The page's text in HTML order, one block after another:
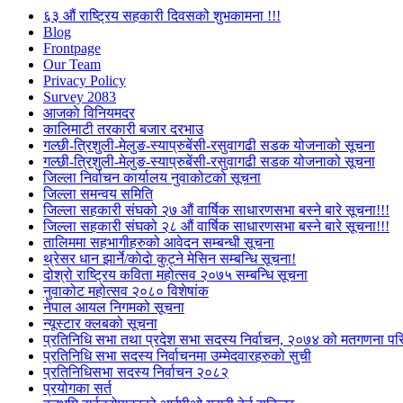
६३ औं राष्ट्रिय सहकारी दिवसको शुभकामना !!!
Blog
Frontpage
Our Team
Privacy Policy
Survey 2083
आजकाे विनियमदर
कालिमाटी तरकारी बजार दरभाउ
गल्छी-त्रिशुली-मेलुङ-स्याप्रुबेंसी-रसुवागढी सडक योजनाको सूचना
गल्छी-त्रिशुली-मेलुङ-स्याप्रुबेंसी-रसुवागढी सडक योजनाको सूचना
जिल्ला निर्वाचन कार्यालय नुवाकोटको सूचना
जिल्ला समन्वय समिति
जिल्ला सहकारी संघको २७ औं वार्षिक साधारणसभा बस्ने बारे सूचना!!!
जिल्ला सहकारी संघको २८ औं वार्षिक साधारणसभा बस्ने बारे सूचना!!!
तालिममा सहभागीहरुको आवेदन सम्बन्धी सूचना
थ्रेसर धान झार्ने/काेदाे कुट्ने मेसिन सम्बन्धि सूचना!
दोश्रो राष्ट्रिय कविता महोत्सव २०७५ सम्बन्धि सूचना
नुवाकोट महोत्सव २०८० विशेषांक
नेपाल आयल निगमको सूचना
न्यूस्टार क्लबको सूचना
प्रतिनिधि सभा तथा प्रदेश सभा सदस्य निर्वाचन, २०७४ को मतगणना
प्रतिनिधि सभा सदस्य निर्वाचनमा उम्मेदवारहरुको सुची
प्रतिनिधिसभा सदस्य निर्वाचन २०८२
प्रयोगका सर्त